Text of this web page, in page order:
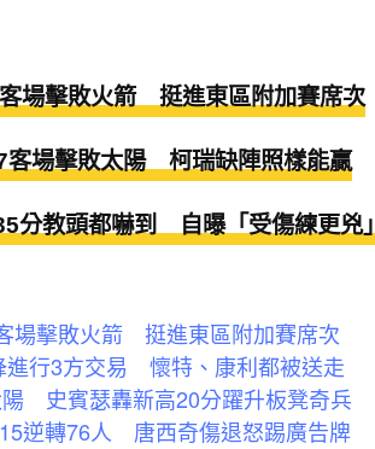
場擊敗火箭 挺進東區附加賽席次
客場擊敗太陽 柯瑞缺陣照樣能贏
分教頭都嚇到 自曝「受傷練更兇」
場擊敗火箭 挺進東區附加賽席次
進行3方交易 懷特、康利都被送走
史賓瑟轟新高20分躍升板凳奇兵
逆轉76人 唐西奇傷退怒踢廣告牌